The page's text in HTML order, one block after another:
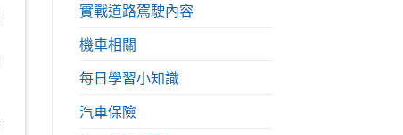
實戰道路駕駛內容
機車相關
每日學習小知識
汽車保險